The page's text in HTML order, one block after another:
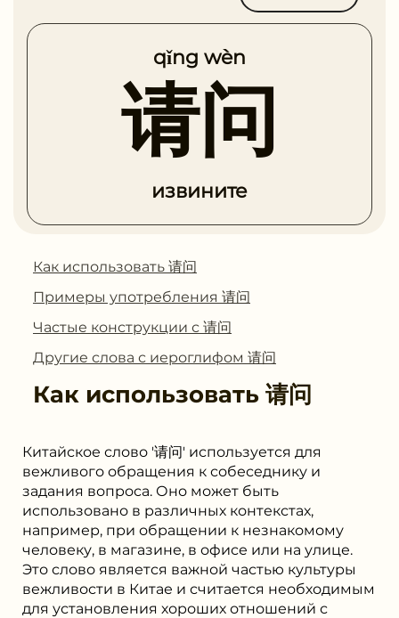
qǐng wèn
请问
извините
Как использовать 请问
Примеры употребления 请问
Частые конструкции с 请问
Другие слова с иероглифом 请问
Как использовать 请问
Китайское слово '请问' используется для
вежливого обращения к собеседнику и
задания вопроса. Оно может быть
использовано в различных контекстах,
например, при обращении к незнакомому
человеку, в магазине, в офисе или на улице.
Это слово является важной частью культуры
вежливости в Китае и считается необходимым
для установления хороших отношений с